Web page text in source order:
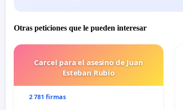
Otras peticiones que le pueden interesar
Carcel para el asesino de Juan
Esteban Rubio
2 781 firmas